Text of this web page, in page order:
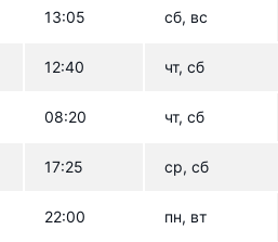
13:05 сб, вс
12:40 чт, сб
08:20 чт, сб
17:25 ср, сб
22:00 пн, вт